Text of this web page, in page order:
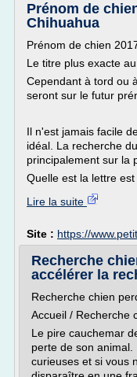
Prénom de
Chihuahua
Prénom de chien
Le titre plus exacte
Cependant à tord ou
seront sur le futur
Il n'est jamais facile
idéal. La recherche
principalement sur la
Quelle est la lettre est
Lire la suite
Site : https://
Recherche
accélérer la
Recherche chien
Accueil / Recherche
Le pire cauchemar
perte de son
curieuses et si vous